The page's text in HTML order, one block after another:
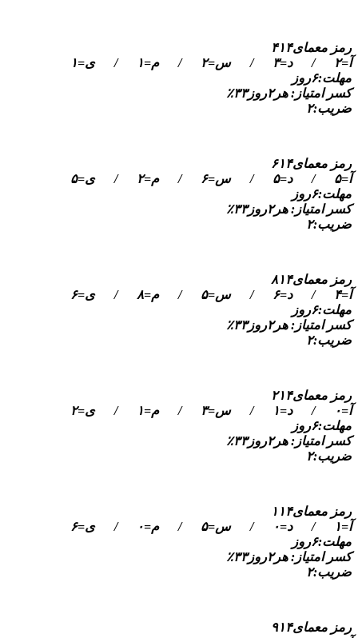
رمز معمای۴۱۴
آ=۲ / د=۳ / س=۲ / م=۱ / ی=۱
مهلت:۶روز
کسر امتیاز: هر۲روز۳۳٪
ضریب:۲
رمز معمای۶۱۴
آ=۵ / د=۵ / س=۶ / م=۲ / ی=۵
مهلت:۶روز
کسر امتیاز: هر۲روز۳۳٪
ضریب:۲
رمز معمای۸۱۴
آ=۴ / د=۶ / س=۵ / م=۸ / ی=۶
مهلت:۶روز
کسر امتیاز: هر۲روز۳۳٪
ضریب:۲
رمز معمای۲۱۴
آ=۰ / د=۱ / س=۳ / م=۱ / ی=۲
مهلت:۶روز
کسر امتیاز: هر۲روز۳۳٪
ضریب:۲
رمز معمای۱۱۴
آ=۱ / د=۰ / س=۵ / م=۰ / ی=۶
مهلت:۶روز
کسر امتیاز: هر۲روز۳۳٪
ضریب:۲
رمز معمای۹۱۴